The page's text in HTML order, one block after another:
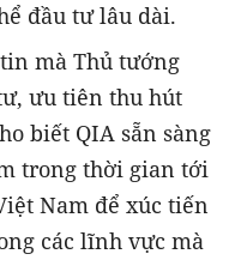
đầu tư lâu dài.
mà Thủ tướng
ưu tiên thu hút
biết QIA sẵn sàng
trong thời gian tới
Nam để xúc tiến
các lĩnh vực mà